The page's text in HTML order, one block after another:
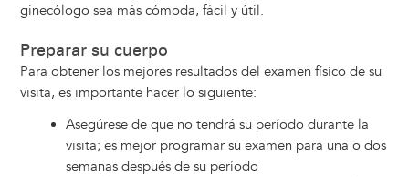
ginecólogo sea más cómoda, fácil y útil.
Preparar su cuerpo
Para obtener los mejores resultados del examen físico de su
visita, es importante hacer lo siguiente:
Asegúrese de que no tendrá su período durante la
visita; es mejor programar su examen para una o dos
semanas después de su período